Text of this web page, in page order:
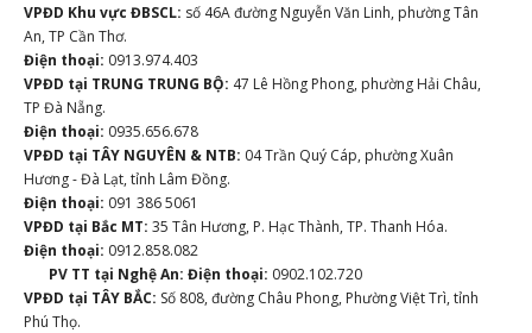
VPĐD Khu vực ĐBSCL: số 46A đường Nguyễn Văn Linh, phường Tân
An, TP Cần Thơ.
Điện thoại: 0913.974.403
VPĐD tại TRUNG TRUNG BỘ: 47 Lê Hồng Phong, phường Hải Châu,
TP Đà Nẵng.
Điện thoại: 0935.656.678
VPĐD tại TÂY NGUYÊN & NTB: 04 Trần Quý Cáp, phường Xuân
Hương - Đà Lạt, tỉnh Lâm Đồng.
Điện thoại: 091 386 5061
VPĐD tại Bắc MT: 35 Tân Hương, P. Hạc Thành, TP. Thanh Hóa.
Điện thoại: 0912.858.082
PV TT tại Nghệ An: Điện thoại: 0902.102.720
VPĐD tại TÂY BẮC: Số 808, đường Châu Phong, Phường Việt Trì, tỉnh
Phú Thọ.